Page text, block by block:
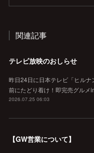
関連記事
テレビ放映のおしらせ
昨日24日に日本テレビ「ヒル
前にたどり着け！即完売グル
2026.07.25 06:03
【GW営業について】